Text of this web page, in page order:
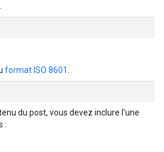
format ISO 8601
du post, vous devez inclure l'une
: